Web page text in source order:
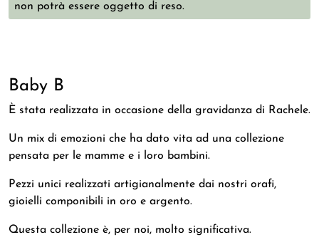
non potrà essere oggetto di reso.
Baby B
È stata realizzata in occasione della gravidanza di Rachele.
Un mix di emozioni che ha dato vita ad una collezione
pensata per le mamme e i loro bambini.
Pezzi unici realizzati artigianalmente dai nostri orafi,
gioielli componibili in oro e argento.
Questa collezione è, per noi, molto significativa.